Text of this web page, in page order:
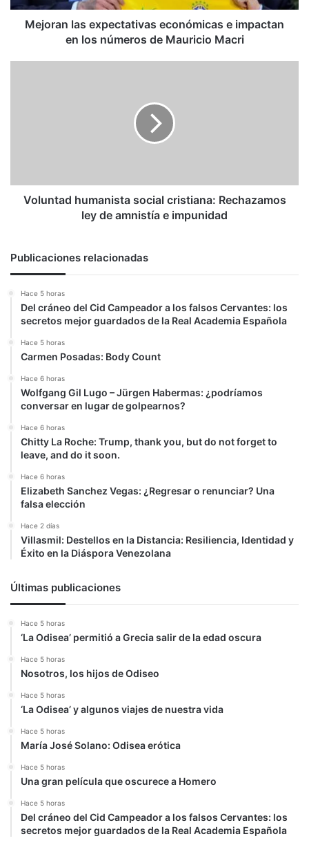
números
Mejoran las expectativas económicas e impactan
en los números de Mauricio Macri
e
impunidad
Voluntad humanista social cristiana: Rechazamos
ley de amnistía e impunidad
Publicaciones relacionadas
Hace 5 horas
Del cráneo del Cid Campeador a los falsos Cervantes: los
secretos mejor guardados de la Real Academia Española
Hace 5 horas
Carmen Posadas: Body Count
Hace 6 horas
Wolfgang Gil Lugo – Jürgen Habermas: ¿podríamos
conversar en lugar de golpearnos?
Hace 6 horas
Chitty La Roche: Trump, thank you, but do not forget to
leave, and do it soon.
Hace 6 horas
Elizabeth Sanchez Vegas: ¿Regresar o renunciar? Una
falsa elección
Hace 2 días
Villasmil: Destellos en la Distancia: Resiliencia, Identidad y
Éxito en la Diáspora Venezolana
Últimas publicaciones
Hace 5 horas
‘La Odisea’ permitió a Grecia salir de la edad oscura
Hace 5 horas
Nosotros, los hijos de Odiseo
Hace 5 horas
‘La Odisea’ y algunos viajes de nuestra vida
Hace 5 horas
María José Solano: Odisea erótica
Hace 5 horas
Una gran película que oscurece a Homero
Hace 5 horas
Del cráneo del Cid Campeador a los falsos Cervantes: los
secretos mejor guardados de la Real Academia Española